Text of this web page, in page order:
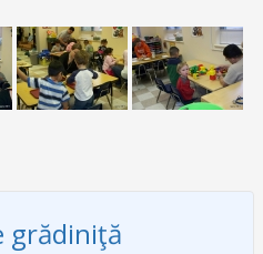
grădiniţă